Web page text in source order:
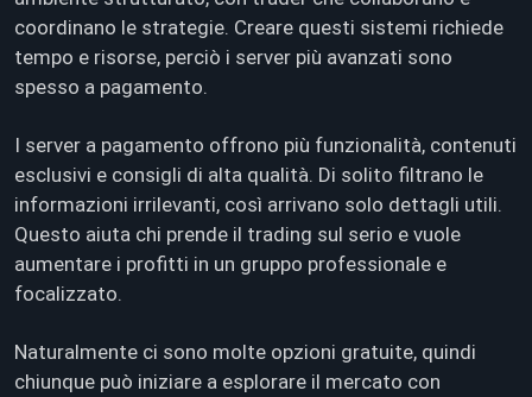
coordinano le strategie. Creare questi sistemi richiede
tempo e risorse, perciò i server più avanzati sono
spesso a pagamento.
I server a pagamento offrono più funzionalità, contenuti
esclusivi e consigli di alta qualità. Di solito filtrano le
informazioni irrilevanti, così arrivano solo dettagli utili.
Questo aiuta chi prende il trading sul serio e vuole
aumentare i profitti in un gruppo professionale e
focalizzato.
Naturalmente ci sono molte opzioni gratuite, quindi
chiunque può iniziare a esplorare il mercato con